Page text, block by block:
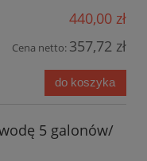
440,00 zł
Cena netto: 357,72 zł
do koszyka
5 galonów/